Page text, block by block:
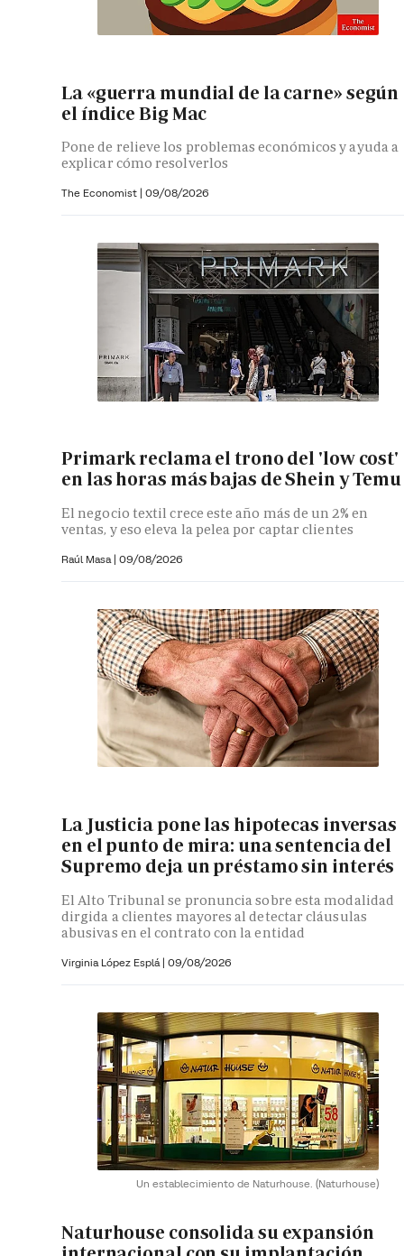
La «guerra mundial de la carne» según
el índice Big Mac
Pone de relieve los problemas económicos y ayuda a
explicar cómo resolverlos
The Economist | 09/08/2026
Primark reclama el trono del 'low cost'
en las horas más bajas de Shein y Temu
El negocio textil crece este año más de un 2% en
ventas, y eso eleva la pelea por captar clientes
Raúl Masa | 09/08/2026
La Justicia pone las hipotecas inversas
en el punto de mira: una sentencia del
Supremo deja un préstamo sin interés
El Alto Tribunal se pronuncia sobre esta modalidad
dirgida a clientes mayores al detectar cláusulas
abusivas en el contrato con la entidad
Virginia López Esplá | 09/08/2026
Un establecimiento de Naturhouse. (Naturhouse)
Naturhouse consolida su expansión